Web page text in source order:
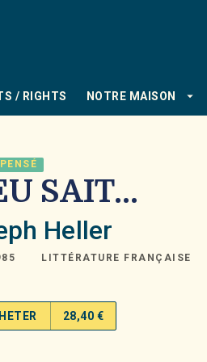
/ RIGHTS NOTRE MAISON arrow_drop_down
SAIT...
Heller
LITTÉRATURE FRANÇAISE
28,40 €